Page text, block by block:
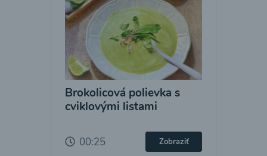
Brokolicová polievka s
cviklovými listami
00:25 Zobraziť